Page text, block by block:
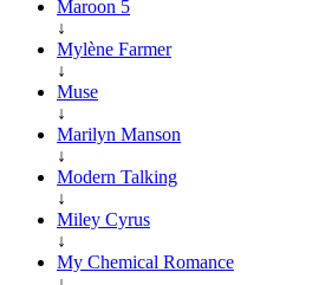
Maroon 5
↓
Mylène Farmer
↓
Muse
↓
Marilyn Manson
↓
Modern Talking
↓
Miley Cyrus
↓
My Chemical Romance